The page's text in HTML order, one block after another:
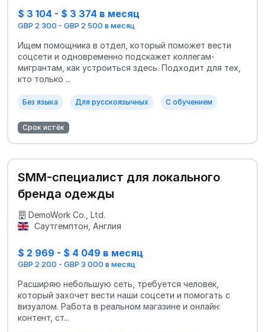
$ 3 104 - $ 3 374 в месяц
GBP 2 300 - GBP 2 500 в месяц
Ищем помощника в отдел, который поможет вести
соцсети и одновременно подскажет коллегам-
мигрантам, как устроиться здесь. Подходит для тех,
кто только ...
Без языка Для русскоязычных С обучением
Срок истёк
SMM-специалист для локального
бренда одежды
DemoWork Co., Ltd.
Саутгемптон, Англия
$ 2 969 - $ 4 049 в месяц
GBP 2 200 - GBP 3 000 в месяц
Расширяю небольшую сеть, требуется человек,
который захочет вести наши соцсети и помогать с
визуалом. Работа в реальном магазине и онлайн:
контент, ст...